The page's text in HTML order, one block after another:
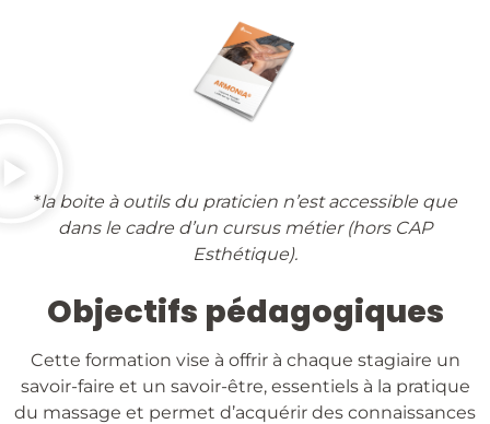
*la boite à outils du praticien n’est accessible que
dans le cadre d’un cursus métier (hors CAP
Esthétique).
Objectifs pédagogiques
Cette formation vise à offrir à chaque stagiaire un
savoir-faire et un savoir-être, essentiels à la pratique
du massage et permet d’acquérir des connaissances